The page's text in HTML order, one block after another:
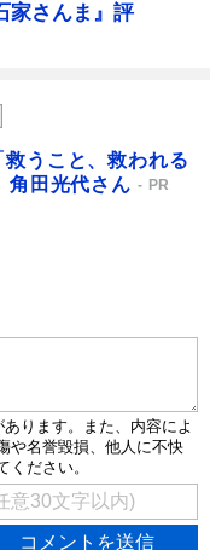
家さんま』評
救うこと、救われる
田光代さん
PR